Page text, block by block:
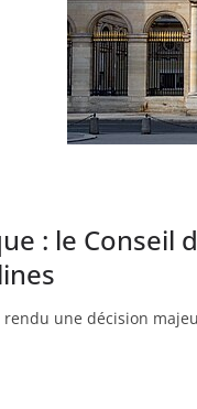
: le Conseil
rendu une décision